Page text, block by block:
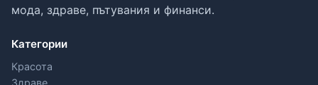
мода, здраве, пътувания и финанси.
Категории
Красота
Здраве